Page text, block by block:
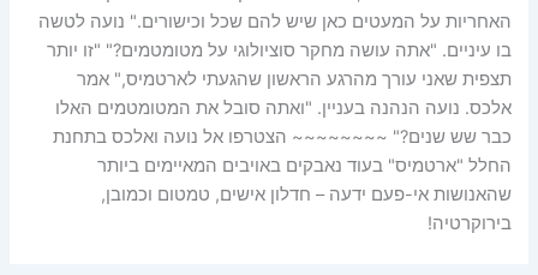
האחריות על המעטים כאן שיש להם שכל וכישורים." נועה לטשה
בו עיניים. "אתה עושה מחקר סוציולוגי על מטומטמים?" "זו יותר
תצפית שאני עורך מהרגע הראשון שהגעתי לארטמיס," אמר
אלכס. נועה הנהנה בעניין. "ואתה סובל את המטומטמים האלו
כבר שש שנים?" ~~~~~~~~ הצטרפו אל נועה ואלכס בתחנת
החלל "ארטמיס" בעוד נאבקים באויבים המאיימים ביותר
שהאנושות אי-פעם ידעה – חדלון אישים, טמטום וכמובן,
בירוקרטיה!